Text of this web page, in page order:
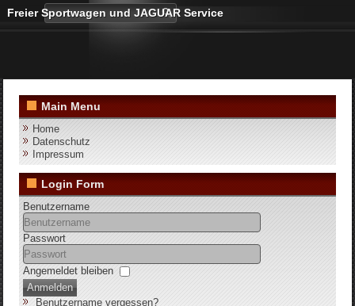
Freier Sportwagen und JAGUAR Service
Main Menu
Home
Datenschutz
Impressum
Login Form
Benutzername
Passwort
Angemeldet bleiben
Anmelden
Benutzername vergessen?